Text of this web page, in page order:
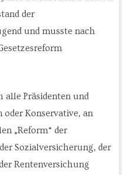
der
und musste nach
Präsidenten und
oder Konservative, an
„Reform“ der
Sozialversicherung, der
Rentenversichung